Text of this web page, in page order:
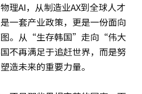
理AI，从制造业AX到全球人才
一套产业政策，更是一份面向
图。从“生存韩国”走向“伟大
不再满足于追赶世界，而是努
造未来的重要力量。